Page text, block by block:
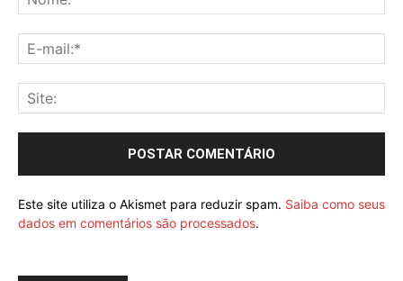
Este site utiliza o Akismet para reduzir spam. Saiba como seus
dados em comentários são processados.